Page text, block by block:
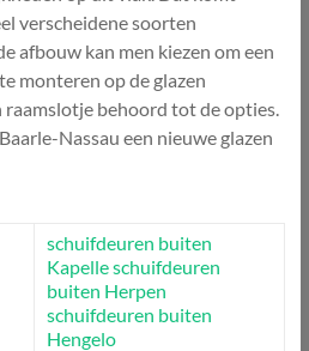
verscheidene soorten
afbouw kan men kiezen om een
monteren op de glazen
raamslotje behoord tot de opties.
Nassau een nieuwe glazen
schuifdeuren buiten
Kapelleschuifdeuren
buiten Herpen
schuifdeuren buiten
Hengelo